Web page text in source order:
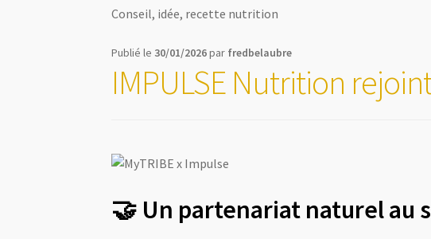
Conseil, idée, recette nutrition
Publié le 30/01/2026par fredbelaubre
IMPULSE Nutrition
🤝 Un partenariat naturel au